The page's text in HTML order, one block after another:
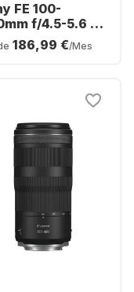
FE 100-
f/4.5-5.6 G-
186,99 €/Mes